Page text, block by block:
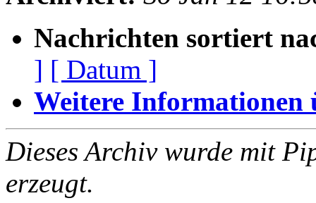
Nachrichten sortiert
] [ Datum ]
Weitere Informationen
Dieses Archiv wurde mit
erzeugt.